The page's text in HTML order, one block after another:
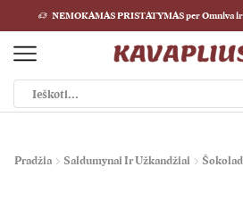
NEMOKAMAS PRISTATYMAS per Omniva
Pradžia Saldumynai Ir Užkandžiai